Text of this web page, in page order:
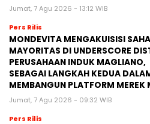
Jumat, 7 Agu 2026 - 13:12 WIB
Pers Rilis
MONDEVITA MENGAKUISISI
MAYORITAS DI UNDERSCORE
PERUSAHAAN INDUK MAGLIANO,
SEBAGAI LANGKAH KEDUA
MEMBANGUN PLATFORM MEREK
Jumat, 7 Agu 2026 - 09:32 WIB
Pers Rilis